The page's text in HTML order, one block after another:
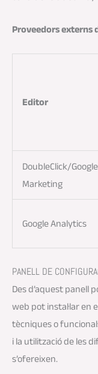
Proveedors externs
Editor
DoubleClick/Google
Marketing
Google Analytics
PANELL DE
Des d’aquest panell
web pot instal·lar en
tècniques o
i la utilització de les
s’ofereixen.